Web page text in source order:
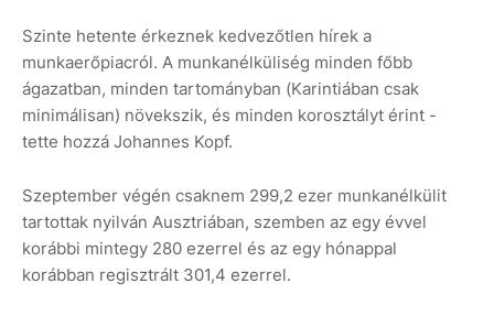
Szinte hetente érkeznek kedvezőtlen hírek a
munkaerőpiacról. A munkanélküliség minden főbb
ágazatban, minden tartományban (Karintiában csak
minimálisan) növekszik, és minden korosztályt érint -
tette hozzá Johannes Kopf.
Szeptember végén csaknem 299,2 ezer munkanélkülit
tartottak nyilván Ausztriában, szemben az egy évvel
korábbi mintegy 280 ezerrel és az egy hónappal
korábban regisztrált 301,4 ezerrel.